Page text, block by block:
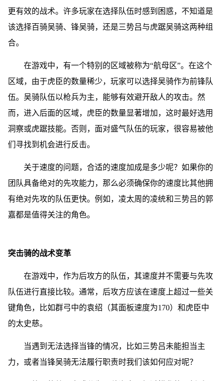
更有效的战术。许多玩家在选择队伍时感到困惑，不知道是
该选择百骑吴骑、锋吴骑，还是三势吕与虎踞吴骑这两种组
合。
在游戏中，有一个特别的区域被称为“航母区”。在这个
区域，由于虎臣的数量稀少，玩家可以选择吴骑作为前锋队
伍。吴骑队伍以枪兵为主，能够有效避开敌人的攻击。然
而，进入后面的区域，虎臣的数量显著增加，这时最好选用
洞察或虎踞技能。否则，面对盛气队伍的玩家，很容易被他
们寻找到机会进行反击。
关于速度的问题，合适的速度加成是多少呢？如果你的
团队具备绝对的先攻能力，那么必须确保你的速度比其他拥
有绝对先攻的队伍更快。例如，凌太周的凌统和三势吕的郭
嘉都是值得关注的角色。
突击骑的战术变革
在游戏中，作为后攻方的队伍，其速度并不需要与先攻
队伍进行直接比较。通常，后攻方应该在速度上超过一些关
键角色，比如群弓中的袁绍（其面板速度为170）和虎臣中
的太史慈。
当遇到无法选择当锋的情况，比如三势吕未能担当主
力，或者当锋吴骑无法履行职责时我们该如何应对呢？